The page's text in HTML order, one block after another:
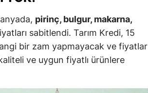
pirinç, bulgur, makarna,
sabitlendi. Tarım Kredi, 15
bir zam yapmayacak ve fiyatlar
ve uygun fiyatlı ürünlere